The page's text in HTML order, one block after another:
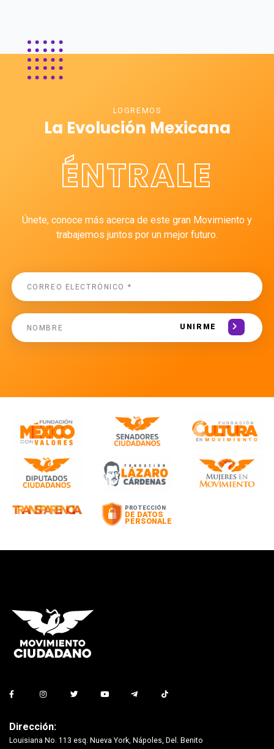
LOGREMOS
La Evolución Mexicana
ÉNTRALE
Únete, conoce más acerca de este gran Movimiento y
trabajemos juntos por un mejor futuro.
UNIRME
Dirección:
Louisiana No. 113 esq. Nueva York, Nápoles, Del. Benito